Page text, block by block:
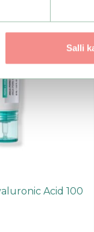
Salli
Acid 100